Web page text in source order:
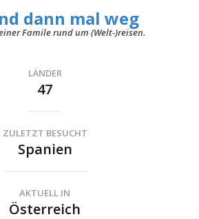
dann mal weg
Famile rund um (Welt-)reisen.
LÄNDER
47
ZULETZT BESUCHT
Spanien
AKTUELL IN
Österreich